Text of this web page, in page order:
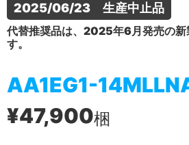
2025/06/23　生産中止品
代替推奨品は、2025年6月発売の新
す。
AA1EG1-
¥47,900梱